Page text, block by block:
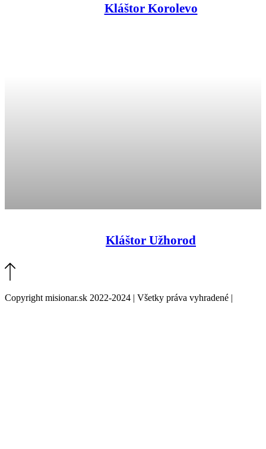
Kláštor Korolevo
Kláštor Užhorod
Copyright misionar.sk 2022-2024 | Všetky práva vyhradené |